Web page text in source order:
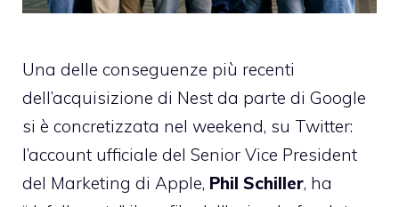
Una delle conseguenze più recenti
dell’acquisizione di Nest da parte di Google
si è concretizzata nel weekend, su Twitter:
l’account ufficiale del Senior Vice President
del Marketing di Apple, Phil Schiller, ha